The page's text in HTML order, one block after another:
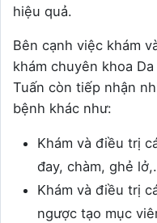
hiệu quả.
Bên cạnh việc khám
khám chuyên khoa
Tuấn còn tiếp nhận
bệnh khác như:
Khám và điều trị
đay, chàm, ghẻ
Khám và điều trị
ngược tạo mục